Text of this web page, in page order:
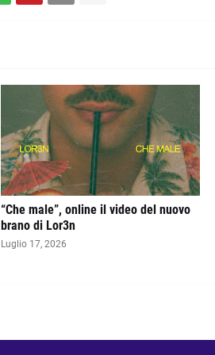
“Che male”, online il video del nuovo
brano di Lor3n
Luglio 17, 2026